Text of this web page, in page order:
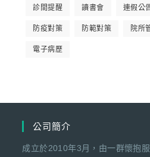
診間提醒 讀書會 連假公
防疫對策 防範對策 院所
電子病歷
公司簡介
成立於2010年3月，由一群懷抱